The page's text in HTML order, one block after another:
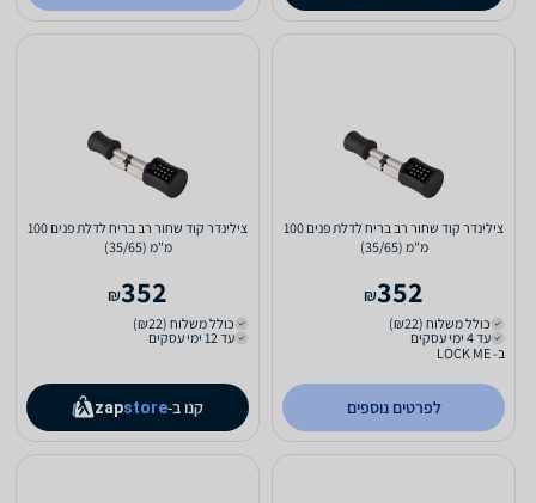
צילינדר קוד שחור רב בריח לדלת פנים 100
מ"מ (35/65)
352
₪
כולל משלוח (₪22)
עד 4 ימי עסקים
ב- LOCK ME
לפרטים נוספים
צילינדר קוד שחור רב בריח לדלת פנים 100
מ"מ (35/65)
352
₪
כולל משלוח (₪22)
עד 12 ימי עסקים
קנו ב- zapstore